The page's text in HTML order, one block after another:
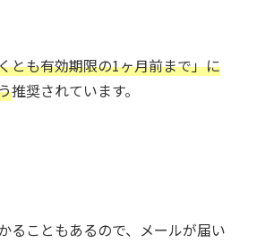
とも有効期限の1ヶ月前まで」に
推奨されています。
ることもあるので、メールが届い